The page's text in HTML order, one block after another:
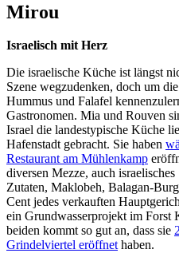
Mirou
Israelisch mit Herz
Die israelische Küche ist längst
Szene wegzudenken, doch um
Hummus und Falafel
Gastronomen. Mia und Rouven
Israel die landestypische Küche
Hafenstadt gebracht. Sie haben
Restaurant am Mühlenkamp
diversen Mezze, auch
Zutaten, Maklobeh, Balagan-
Cent jedes verkauften
ein Grundwasserprojekt im Forst
beiden kommt so gut an, dass sie
Grindelviertel eröffnethaben.